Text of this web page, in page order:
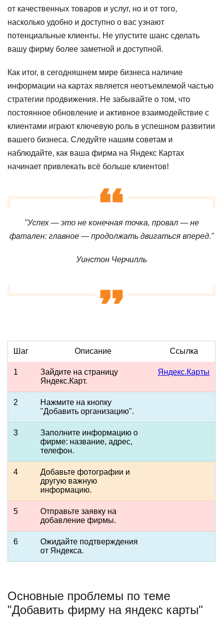
от качественных товаров и услуг, но и от того,
насколько удобно и доступно о вас узнают
потенциальные клиенты. Не упустите шанс сделать
вашу фирму более заметной и доступной.
Как итог, в сегодняшнем мире бизнеса наличие
информации на картах является неотъемлемой частью
стратегии продвижения. Не забывайте о том, что
постоянное обновление и активное взаимодействие с
клиентами играют ключевую роль в успешном развитии
вашего бизнеса. Следуйте нашим советам и
наблюдайте, как ваша фирма на Яндекс Картах
начинает привлекать всё больше клиентов!
"Успех — это не конечная точка, провал — не
фатален: главное — продолжать двигаться вперед."
Уинстон Черчилль
Шаг Описание Ссылка
1
Зайдите на страницу
Яндекс.Карт.
Яндекс.Карты
2
Нажмите на кнопку
"Добавить организацию".
3
Заполните информацию о
фирме: название, адрес,
телефон.
4
Добавьте фотографии и
другую важную
информацию.
5
Отправьте заявку на
добавление фирмы.
6
Ожидайте подтверждения
от Яндекса.
Основные проблемы по теме
"Добавить фирму на яндекс карты"